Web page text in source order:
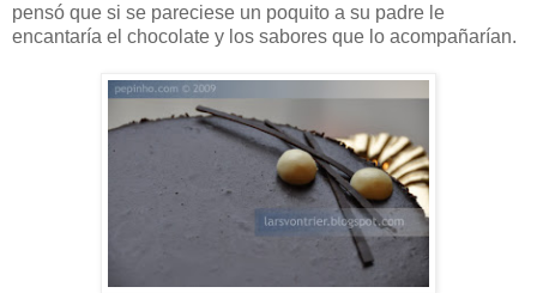
pensó que si se pareciese un poquito a su padre le
encantaría el chocolate y los sabores que lo acompañarían.